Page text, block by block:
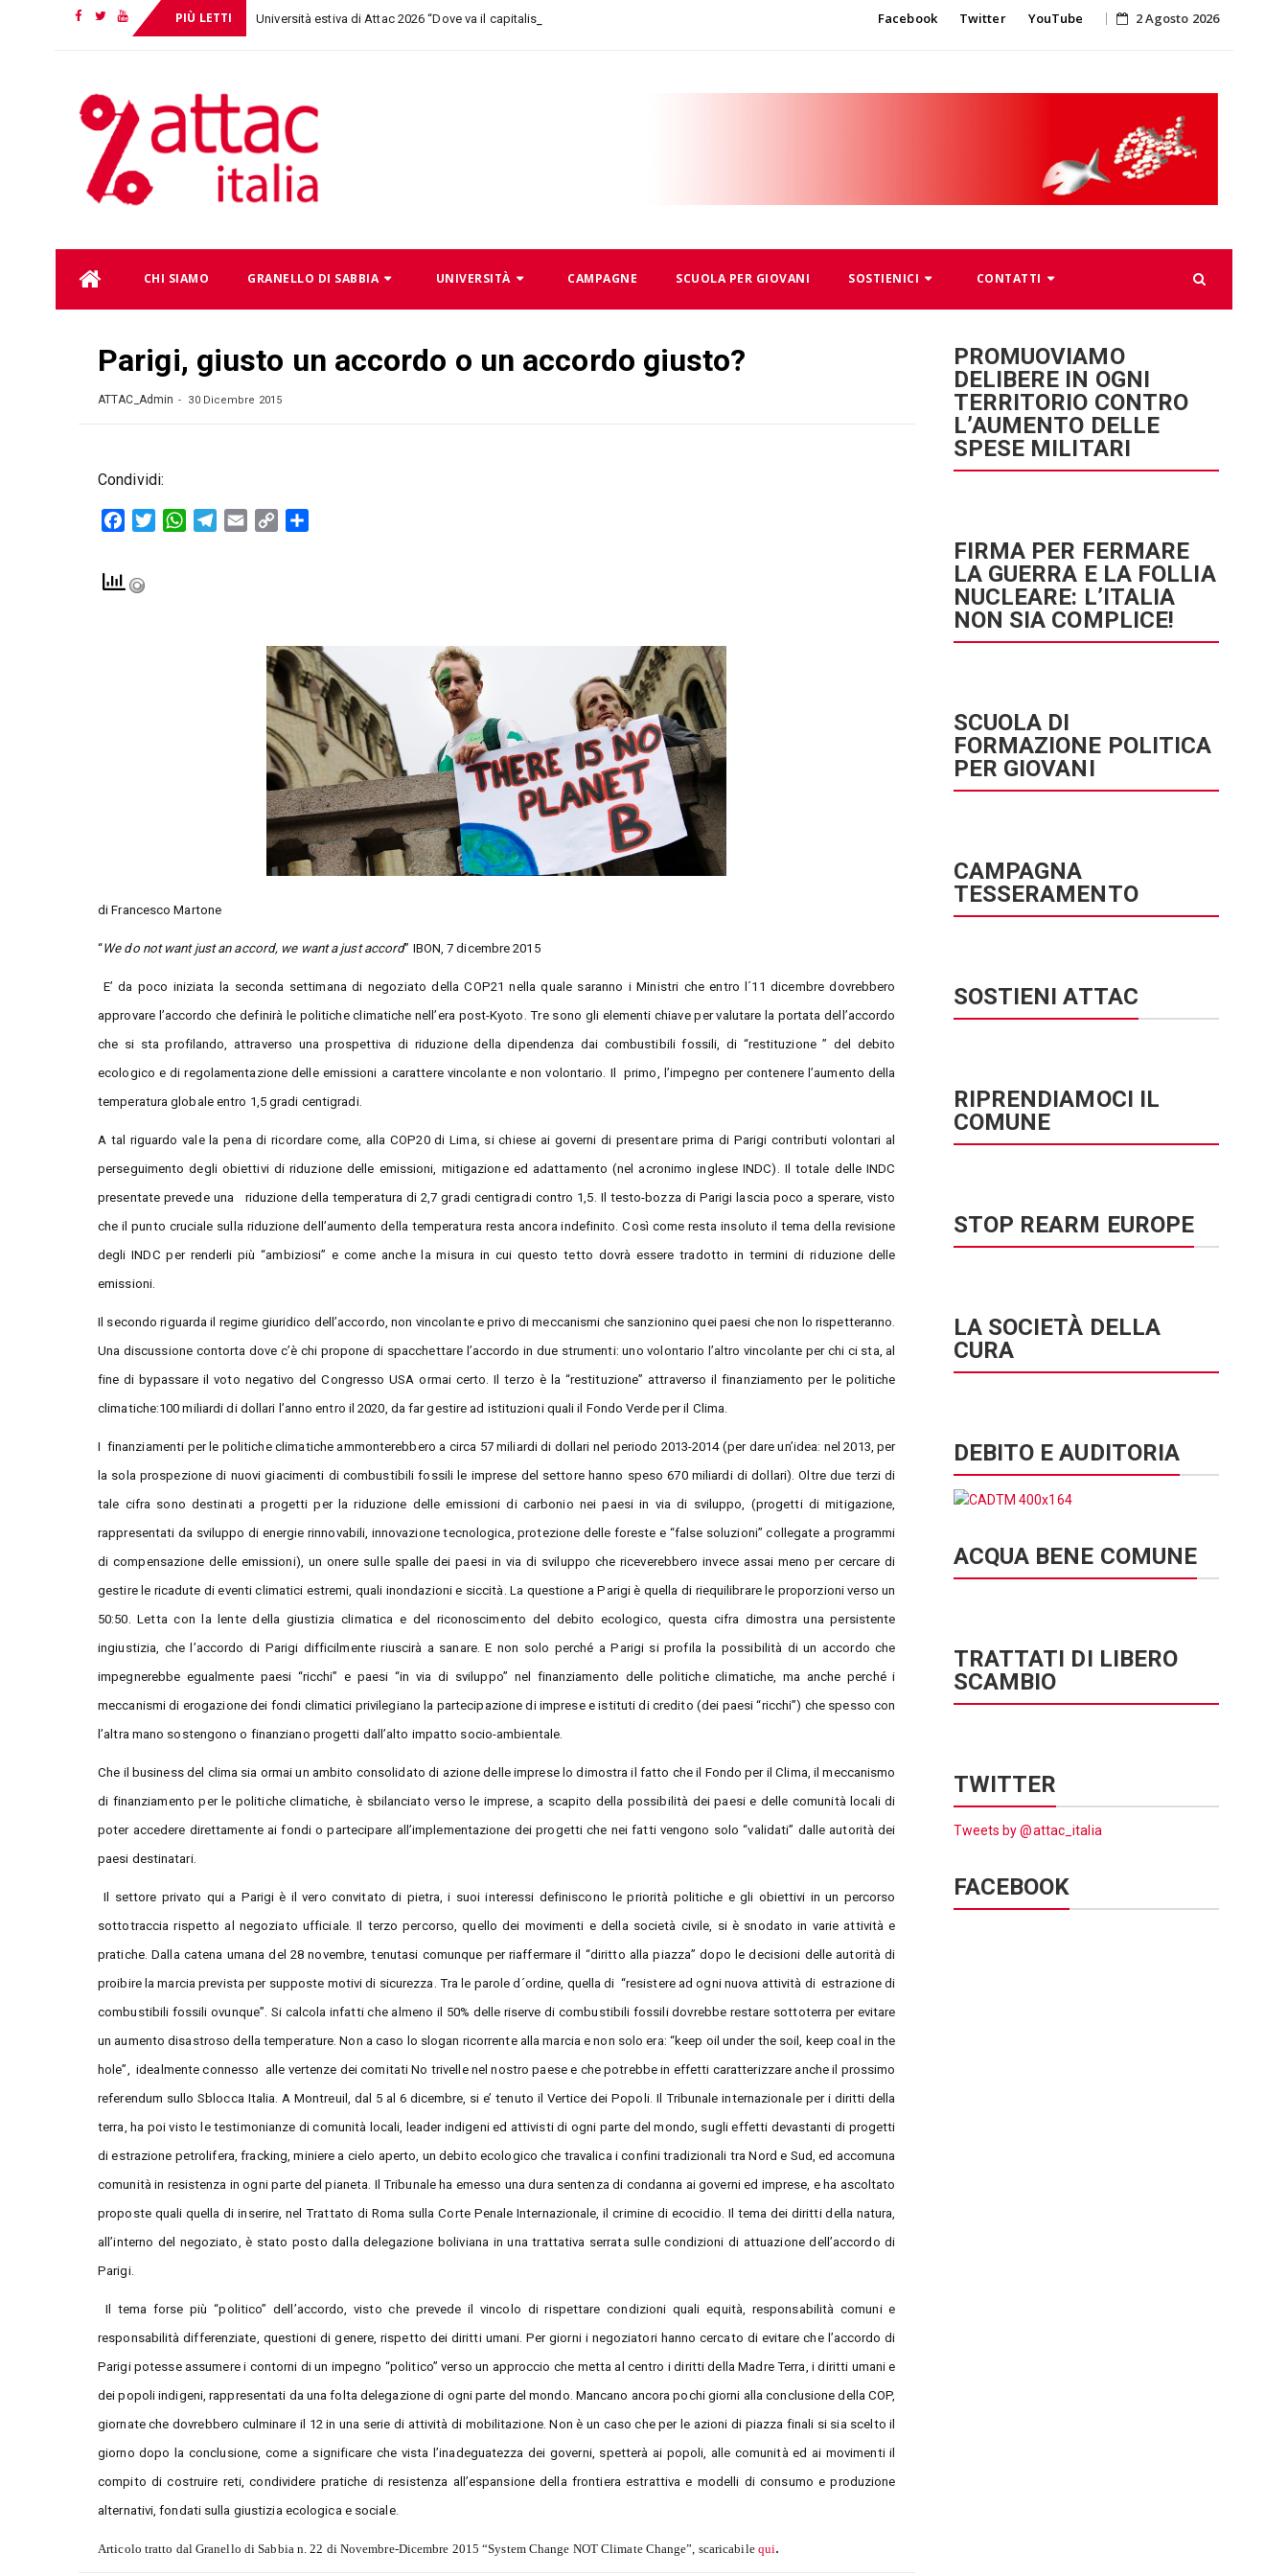
FacebookTwitterYouTube PIÙ LETTI Università estiva di Attac 2026 “Dove va il capitalismo, dove andiamo Skip
content
Facebook Twitter YouTube 2 Agosto 2026
CHI SIAMO GRANELLO DI SABBIA UNIVERSITÀ CAMPAGNE SCUOLA PER GIOVANI SOSTIENICI CONTATTI
Parigi, giusto un accordo o un accordo giusto?
ATTAC_Admin 30 Dicembre 2015
Condividi:
FacebookTwitterWhatsAppTelegram
Email
Copy
di Francesco Martone
“We do not want just an accord, we want a just accord” IBON, 7 dicembre 2015
E’ da poco iniziata la seconda settimana di negoziato della COP21 nella quale saranno i Ministri che entro l´11 dicembre dovrebbero
approvare l’accordo che definirà le politiche climatiche nell’era post-Kyoto. Tre sono gli elementi chiave per valutare la portata dell’accordo
che si sta profilando, attraverso una prospettiva di riduzione della dipendenza dai combustibili fossili, di “restituzione ” del debito
ecologico e di regolamentazione delle emissioni a carattere vincolante e non volontario. Il primo, l’impegno per contenere l’aumento della
temperatura globale entro 1,5 gradi centigradi.
A tal riguardo vale la pena di ricordare come, alla COP20 di Lima, si chiese ai governi di presentare prima di Parigi contributi volontari al
perseguimento degli obiettivi di riduzione delle emissioni, mitigazione ed adattamento (nel acronimo inglese INDC). Il totale delle INDC
presentate prevede una riduzione della temperatura di 2,7 gradi centigradi contro 1,5. Il testo-bozza di Parigi lascia poco a sperare, visto
che il punto cruciale sulla riduzione dell’aumento della temperatura resta ancora indefinito. Così come resta insoluto il tema della revisione
degli INDC per renderli più “ambiziosi” e come anche la misura in cui questo tetto dovrà essere tradotto in termini di riduzione delle
emissioni.
Il secondo riguarda il regime giuridico dell’accordo, non vincolante e privo di meccanismi che sanzionino quei paesi che non lo rispetteranno.
Una discussione contorta dove c’è chi propone di spacchettare l’accordo in due strumenti: uno volontario l’altro vincolante per chi ci sta, al
fine di bypassare il voto negativo del Congresso USA ormai certo. Il terzo è la “restituzione” attraverso il finanziamento per le politiche
climatiche:100 miliardi di dollari l’anno entro il 2020, da far gestire ad istituzioni quali il Fondo Verde per il Clima.
I finanziamenti per le politiche climatiche ammonterebbero a circa 57 miliardi di dollari nel periodo 2013-2014 (per dare un’idea: nel 2013, per
la sola prospezione di nuovi giacimenti di combustibili fossili le imprese del settore hanno speso 670 miliardi di dollari). Oltre due terzi di
tale cifra sono destinati a progetti per la riduzione delle emissioni di carbonio nei paesi in via di sviluppo, (progetti di mitigazione,
rappresentati da sviluppo di energie rinnovabili, innovazione tecnologica, protezione delle foreste e “false soluzioni” collegate a programmi
di compensazione delle emissioni), un onere sulle spalle dei paesi in via di sviluppo che riceverebbero invece assai meno per cercare di
gestire le ricadute di eventi climatici estremi, quali inondazioni e siccità. La questione a Parigi è quella di riequilibrare le proporzioni verso un
50:50. Letta con la lente della giustizia climatica e del riconoscimento del debito ecologico, questa cifra dimostra una persistente
ingiustizia, che l’accordo di Parigi difficilmente riuscirà a sanare. E non solo perché a Parigi si profila la possibilità di un accordo che
impegnerebbe egualmente paesi “ricchi” e paesi “in via di sviluppo” nel finanziamento delle politiche climatiche, ma anche perché i
meccanismi di erogazione dei fondi climatici privilegiano la partecipazione di imprese e istituti di credito (dei paesi “ricchi”) che spesso con
l’altra mano sostengono o finanziano progetti dall’alto impatto socio-ambientale.
Che il business del clima sia ormai un ambito consolidato di azione delle imprese lo dimostra il fatto che il Fondo per il Clima, il meccanismo
di finanziamento per le politiche climatiche, è sbilanciato verso le imprese, a scapito della possibilità dei paesi e delle comunità locali di
poter accedere direttamente ai fondi o partecipare all’implementazione dei progetti che nei fatti vengono solo “validati” dalle autorità dei
paesi destinatari.
Il settore privato qui a Parigi è il vero convitato di pietra, i suoi interessi definiscono le priorità politiche e gli obiettivi in un percorso
sottotraccia rispetto al negoziato ufficiale. Il terzo percorso, quello dei movimenti e della società civile, si è snodato in varie attività e
pratiche. Dalla catena umana del 28 novembre, tenutasi comunque per riaffermare il “diritto alla piazza” dopo le decisioni delle autorità di
proibire la marcia prevista per supposte motivi di sicurezza. Tra le parole d´ordine, quella di “resistere ad ogni nuova attività di estrazione di
combustibili fossili ovunque”. Si calcola infatti che almeno il 50% delle riserve di combustibili fossili dovrebbe restare sottoterra per evitare
un aumento disastroso della temperature. Non a caso lo slogan ricorrente alla marcia e non solo era: “keep oil under the soil, keep coal in the
hole”, idealmente connesso alle vertenze dei comitati No trivelle nel nostro paese e che potrebbe in effetti caratterizzare anche il prossimo
referendum sullo Sblocca Italia. A Montreuil, dal 5 al 6 dicembre, si e’ tenuto il Vertice dei Popoli. Il Tribunale internazionale per i diritti della
terra, ha poi visto le testimonianze di comunità locali, leader indigeni ed attivisti di ogni parte del mondo, sugli effetti devastanti di progetti
di estrazione petrolifera, fracking, miniere a cielo aperto, un debito ecologico che travalica i confini tradizionali tra Nord e Sud, ed accomuna
comunità in resistenza in ogni parte del pianeta. Il Tribunale ha emesso una dura sentenza di condanna ai governi ed imprese, e ha ascoltato
proposte quali quella di inserire, nel Trattato di Roma sulla Corte Penale Internazionale, il crimine di ecocidio. Il tema dei diritti della natura,
all’interno del negoziato, è stato posto dalla delegazione boliviana in una trattativa serrata sulle condizioni di attuazione dell’accordo di
Parigi.
Il tema forse più “politico” dell’accordo, visto che prevede il vincolo di rispettare condizioni quali equità, responsabilità comuni e
responsabilità differenziate, questioni di genere, rispetto dei diritti umani. Per giorni i negoziatori hanno cercato di evitare che l’accordo di
Parigi potesse assumere i contorni di un impegno “politico” verso un approccio che metta al centro i diritti della Madre Terra, i diritti umani e
dei popoli indigeni, rappresentati da una folta delegazione di ogni parte del mondo. Mancano ancora pochi giorni alla conclusione della COP,
giornate che dovrebbero culminare il 12 in una serie di attività di mobilitazione. Non è un caso che per le azioni di piazza finali si sia scelto il
giorno dopo la conclusione, come a significare che vista l’inadeguatezza dei governi, spetterà ai popoli, alle comunità ed ai movimenti il
compito di costruire reti, condividere pratiche di resistenza all’espansione della frontiera estrattiva e modelli di consumo e produzione
alternativi, fondati sulla giustizia ecologica e sociale.
Articolo tratto dal Granello di Sabbia n. 22 di Novembre-Dicembre 2015 “System Change NOT Climate Change”, scaricabile qui.
PROMUOVIAMO
DELIBERE IN OGNI
TERRITORIO CONTRO
L’AUMENTO DELLE
SPESE MILITARI
FIRMA PER FERMARE
LA GUERRA E LA FOLLIA
NUCLEARE: L’ITALIA
NON SIA COMPLICE!
SCUOLA DI
FORMAZIONE POLITICA
PER GIOVANI
CAMPAGNA
TESSERAMENTO
SOSTIENI ATTAC
RIPRENDIAMOCI IL
COMUNE
STOP REARM EUROPE
LA SOCIETÀ DELLA
CURA
DEBITO E AUDITORIA
ACQUA BENE COMUNE
TRATTATI DI LIBERO
SCAMBIO
TWITTER
Tweets by @attac_italia
FACEBOOK